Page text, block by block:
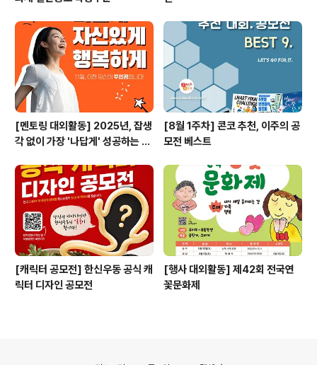
[멘토링 대외활동] 2025년, 잡생
각 없이 가장 '나답게' 성공하는 법
[8월 1주차] 콘코 추천, 이주의 공
모전 베스트
[캐릭터 공모전] 한신우동 공식 캐
릭터 디자인 공모전
[행사 대외활동] 제42회 전국연
꽃문화제